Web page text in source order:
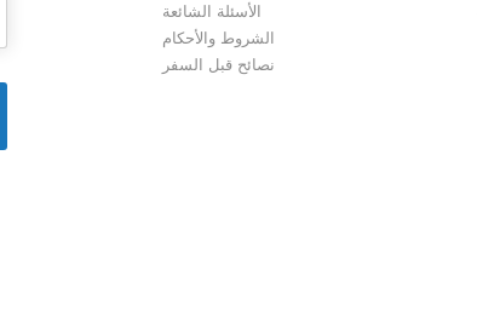
الأسئلة الشائعة
الشروط والأحكام
نصائح قبل السفر